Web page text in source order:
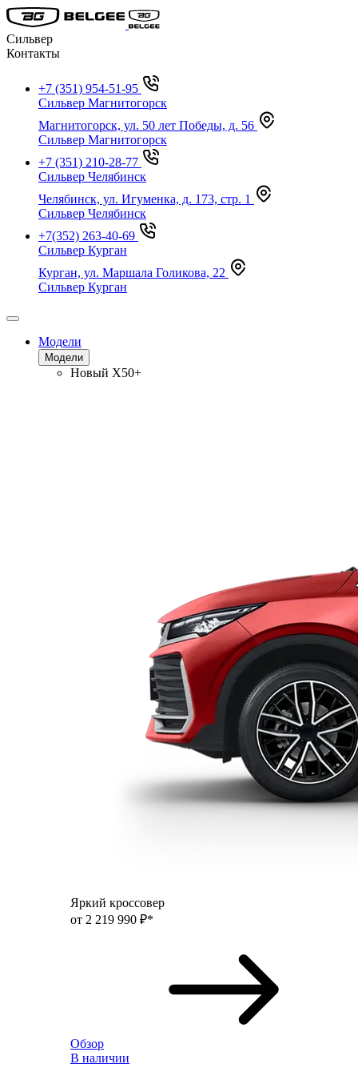
Сильвер
Контакты
+7 (351) 954-51-95
Сильвер Магнитогорск
Магнитогорск, ул. 50 лет Победы, д. 56
Сильвер Магнитогорск
+7 (351) 210-28-77
Сильвер Челябинск
Челябинск, ул. Игуменка, д. 173, стр. 1
Сильвер Челябинск
+7(352) 263-40-69
Сильвер Курган
Курган, ул. Маршала Голикова, 22
Сильвер Курган
Модели
Модели
Новый X50+
Яркий кроссовер
от 2 219 990 ₽*
Обзор
В наличии